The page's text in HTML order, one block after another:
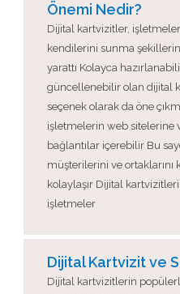
Önemi Nedir?
Dijital kartvizitler,
kendilerini sunma
yarattı Kolayca
güncellenebilir olan dijital
seçenek olarak da öne
işletmelerin web sitelerine
bağlantılar içerebilir Bu
müşterilerini ve ortaklarını
kolaylaşır Dijital
işletmeler
Dijital Kartvizit ve
Dijital kartvizitlerin